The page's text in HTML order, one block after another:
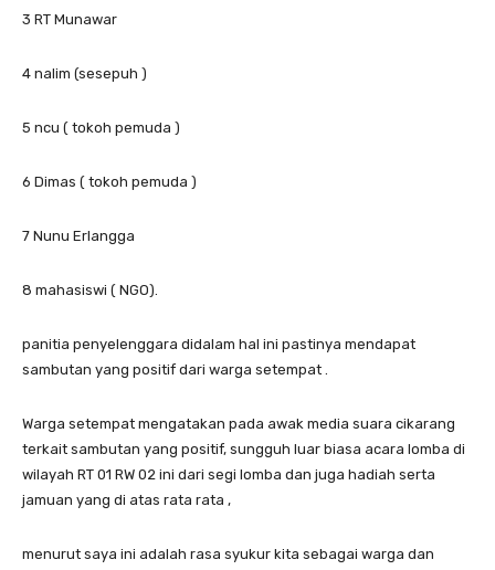
3 RT Munawar
4 nalim (sesepuh )
5 ncu ( tokoh pemuda )
6 Dimas ( tokoh pemuda )
7 Nunu Erlangga
8 mahasiswi ( NGO).
panitia penyelenggara didalam hal ini pastinya mendapat
sambutan yang positif dari warga setempat .
Warga setempat mengatakan pada awak media suara cikarang
terkait sambutan yang positif, sungguh luar biasa acara lomba di
wilayah RT 01 RW 02 ini dari segi lomba dan juga hadiah serta
jamuan yang di atas rata rata ,
menurut saya ini adalah rasa syukur kita sebagai warga dan